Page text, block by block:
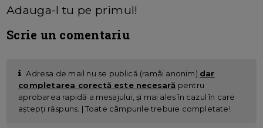
Adauga-l tu pe primul!
Scrie un comentariu
Adresa de mail nu se publică (ramâi anonim) dar
completarea corectă este necesară pentru
aprobarea rapidă a mesajului, și mai ales în cazul în care
aștepți răspuns. | Toate câmpurile trebuie completate!